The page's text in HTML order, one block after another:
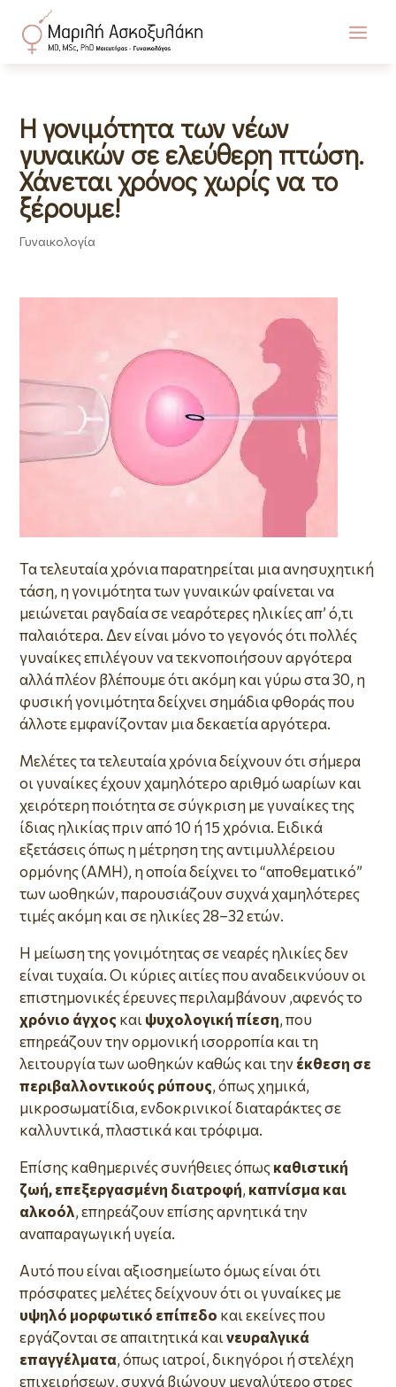
Η γονιμότητα των νέων
γυναικών σε ελεύθερη πτώση.
Χάνεται χρόνος χωρίς να το
ξέρουμε!
Γυναικολογία
Τα τελευταία χρόνια παρατηρείται μια ανησυχητική
τάση, η γονιμότητα των γυναικών φαίνεται να
μειώνεται ραγδαία σε νεαρότερες ηλικίες απ’ ό,τι
παλαιότερα. Δεν είναι μόνο το γεγονός ότι πολλές
γυναίκες επιλέγουν να τεκνοποιήσουν αργότερα
αλλά πλέον βλέπουμε ότι ακόμη και γύρω στα 30, η
φυσική γονιμότητα δείχνει σημάδια φθοράς που
άλλοτε εμφανίζονταν μια δεκαετία αργότερα.
Μελέτες τα τελευταία χρόνια δείχνουν ότι σήμερα
οι γυναίκες έχουν χαμηλότερο αριθμό ωαρίων και
χειρότερη ποιότητα σε σύγκριση με γυναίκες της
ίδιας ηλικίας πριν από 10 ή 15 χρόνια. Ειδικά
εξετάσεις όπως η μέτρηση της αντιμυλλέρειου
ορμόνης (AMH), η οποία δείχνει το “αποθεματικό”
των ωοθηκών, παρουσιάζουν συχνά χαμηλότερες
τιμές ακόμη και σε ηλικίες 28–32 ετών.
Η μείωση της γονιμότητας σε νεαρές ηλικίες δεν
είναι τυχαία. Οι κύριες αιτίες που αναδεικνύουν οι
επιστημονικές έρευνες περιλαμβάνουν ,αφενός το
χρόνιο άγχος και ψυχολογική πίεση, που
επηρεάζουν την ορμονική ισορροπία και τη
λειτουργία των ωοθηκών καθώς και την έκθεση σε
περιβαλλοντικούς ρύπους, όπως χημικά,
μικροσωματίδια, ενδοκρινικοί διαταράκτες σε
καλλυντικά, πλαστικά και τρόφιμα.
Επίσης καθημερινές συνήθειες όπωςκαθιστική
ζωή, επεξεργασμένη διατροφή, καπνίσμα και
αλκοόλ, επηρεάζουν επίσης αρνητικά την
αναπαραγωγική υγεία.
Αυτό που είναι αξιοσημείωτο όμως είναι ότι
πρόσφατες μελέτες δείχνουν ότι οι γυναίκες με
υψηλό μορφωτικό επίπεδο και εκείνες που
εργάζονται σε απαιτητικά καινευραλγικά
επαγγέλματα, όπως ιατροί, δικηγόροι ή στελέχη
επιχειρήσεων, συχνά βιώνουν μεγαλύτερο στρες